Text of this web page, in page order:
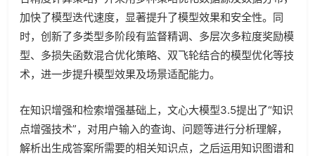
加快了模型迭代速度，显著提升了模型效果和安全性。同
时，创新了多类型多阶段有监督精调、多层次多粒度奖励模
型、多损失函数混合优化策略、双飞轮结合的模型优化等技
术，进一步提升模型效果及场景适配能力。
在知识增强和检索增强基础上，文心大模型3.5提出了“知识
点增强技术”，对用户输入的查询、问题等进行分析理解，
解析出生成答案所需要的相关知识点，之后运用知识图谱和